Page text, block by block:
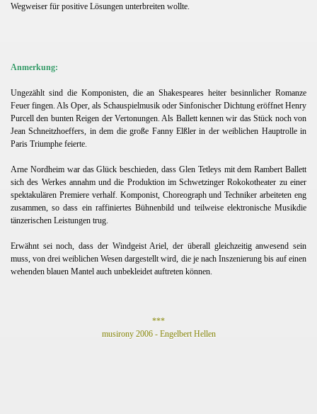
Wegweiser für positive Lösungen unterbreiten wollte.
Anmerkung:
Ungezählt sind die Komponisten, die an Shakespeares heiter besinnlicher Romanze
Feuer fingen. Als Oper, als Schauspielmusik oder Sinfonischer Dichtung eröffnet Henry
Purcell den bunten Reigen der Vertonungen. Als Ballett kennen wir das Stück noch von
Jean Schneitzhoeffers, in dem die große Fanny Elßler in der weiblichen Hauptrolle in
Paris Triumphe feierte.
Arne Nordheim war das Glück beschieden, dass Glen Tetleys mit dem Rambert Ballett
sich des Werkes annahm und die Produktion im Schwetzinger Rokokotheater zu einer
spektakulären Premiere verhalf. Komponist, Choreograph und Techniker arbeiteten eng
zusammen, so dass ein raffiniertes Bühnenbild und teilweise elektronische Musikdie
tänzerischen Leistungen trug.
Erwähnt sei noch, dass der Windgeist Ariel, der überall gleichzeitig anwesend sein
muss, von drei weiblichen Wesen dargestellt wird, die je nach Inszenierung bis auf einen
wehenden blauen Mantel auch unbekleidet auftreten können.
***
musirony 2006 - Engelbert Hellen